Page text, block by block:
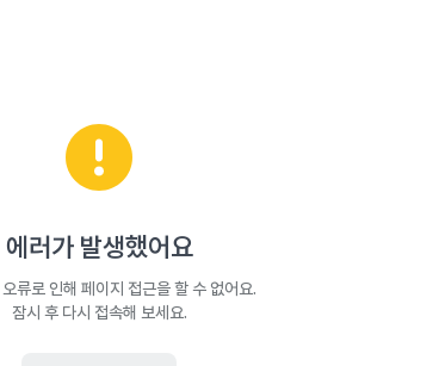
에러가 발생했어요
류로 인해 페이지 접근을 할 수 없어요.
잠시 후 다시 접속해 보세요.